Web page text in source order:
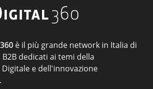
è il più grande network in Italia di
dedicati ai temi della
e dell'innovazione